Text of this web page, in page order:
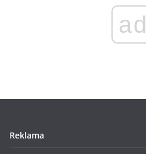
ad
Reklama